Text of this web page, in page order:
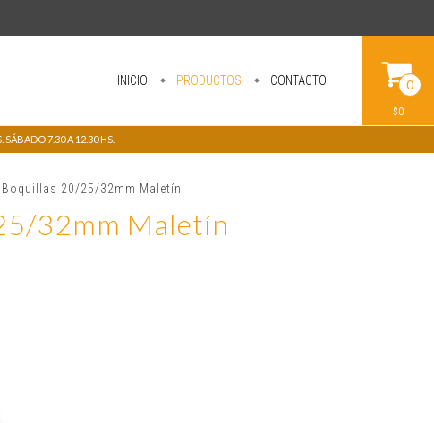
INICIO PRODUCTOS CONTACTO 0
$0
SÁBADO 7.30 A 12.30 HS.
20/25/32mm Maletín
32mm Maletín